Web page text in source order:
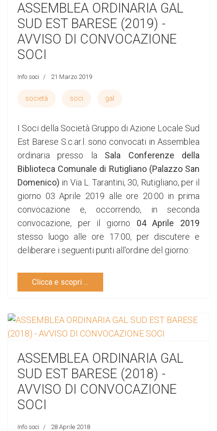
ASSEMBLEA ORDINARIA GAL
SUD EST BARESE (2019) -
AVVISO DI CONVOCAZIONE
SOCI
Info soci 21 Marzo 2019
società soci gal
I Soci della Società Gruppo di Azione Locale Sud
Est Barese S.c.ar.l. sono convocati in Assemblea
ordinaria presso la Sala Conferenze della
Biblioteca Comunale di Rutigliano (Palazzo San
Domenico) in Via L. Tarantini, 30, Rutigliano, per il
giorno 03 Aprile 2019 alle ore 20:00 in prima
convocazione e, occorrendo, in seconda
convocazione, per il giorno 04 Aprile 2019
stesso luogo alle ore 17:00, per discutere e
deliberare i seguenti punti all'ordine del giorno:
Clicca e scopri …
ASSEMBLEA ORDINARIA GAL
SUD EST BARESE (2018) -
AVVISO DI CONVOCAZIONE
SOCI
Info soci 28 Aprile 2018